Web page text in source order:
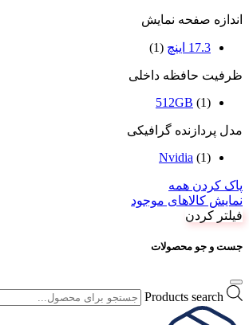
اندازه صفحه نمایش
17.3 اینچ (1)
ظرفیت حافظه داخلی
512GB (1)
مدل پردازنده گرافیکی
Nvidia (1)
پاک کردن همه
نمایش کالاهای موجود
فیلتر کردن
جست و جو محصولات
Products search